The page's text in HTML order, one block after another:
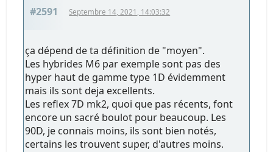
#2591 Septembre 14, 2021, 14:03:32
ça dépend de ta définition de "moyen".
Les hybrides M6 par exemple sont pas des
hyper haut de gamme type 1D évidemment
mais ils sont deja excellents.
Les reflex 7D mk2, quoi que pas récents, font
encore un sacré boulot pour beaucoup. Les
90D, je connais moins, ils sont bien notés,
certains les trouvent super, d'autres moins.